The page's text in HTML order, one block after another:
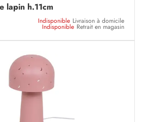
lapin h.11cm
Indisponible Livraison à domicile
Indisponible Retrait en magasin